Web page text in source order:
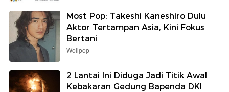
Most Pop: Takeshi Kaneshiro Dulu
Aktor Tertampan Asia, Kini Fokus
Bertani
Wolipop
2 Lantai Ini Diduga Jadi Titik Awal
Kebakaran Gedung Bapenda DKI